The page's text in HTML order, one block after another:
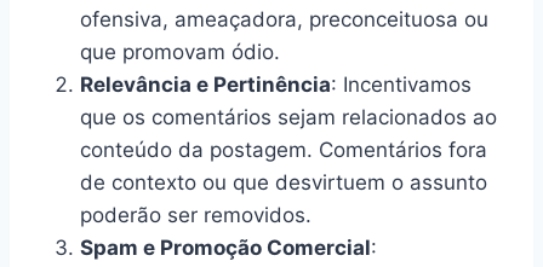
ofensiva, ameaçadora, preconceituosa ou
que promovam ódio.
Relevância e Pertinência: Incentivamos
que os comentários sejam relacionados ao
conteúdo da postagem. Comentários fora
de contexto ou que desvirtuem o assunto
poderão ser removidos.
Spam e Promoção Comercial: